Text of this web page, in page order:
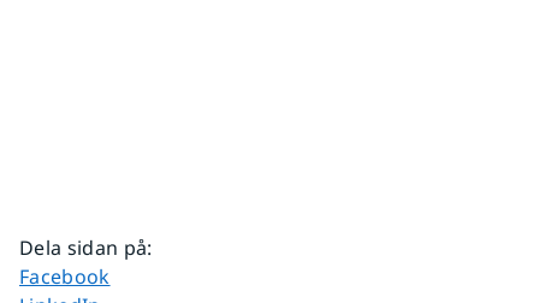
Dela sidan på:
Dela sidan på
Facebook